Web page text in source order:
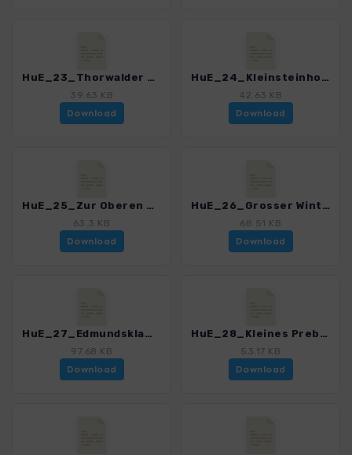
HuE_23_Thorwalder Waende_Hickelhoehle_Webergrotte_3157_2.gpx
39.63 KB
Download
HuE_24_Kleinsteinhoehle, Kleinstein und Arnstein_3157_2.gpx
42.63 KB
Download
HuE_25_Zur Oberen Schleuse im Kirnitzschtal_3157_2.gpx
63.3 KB
Download
HuE_26_Grosser Winterberg_3157_2.gpx
68.51 KB
Download
HuE_27_Edmundsklamm und Prebischtor_3157_2.gpx
97.68 KB
Download
HuE_28_Kleines Prebischtor und Schauenstein_3157_2.gpx
53.17 KB
Download